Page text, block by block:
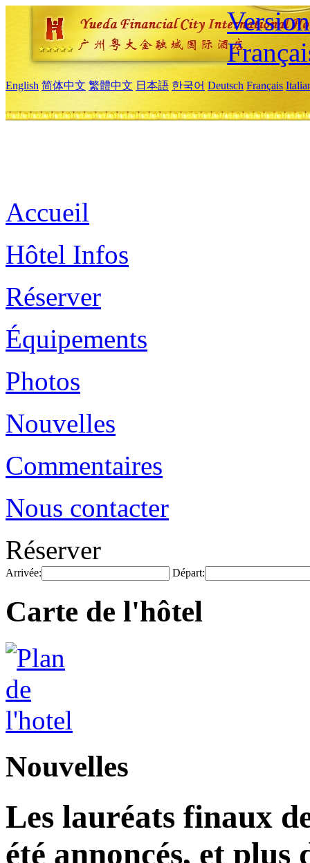
English 简体中文 繁體中文 日本語 한국어 Deutsch Français
Accueil
Hôtel Infos
Réserver
Équipements
Photos
Nouvelles
Commentaires
Nous contacter
Réserver
Arrivée: Départ:
Carte de l'hôtel
Nouvelles
Les lauréats finaux
été annoncés, et